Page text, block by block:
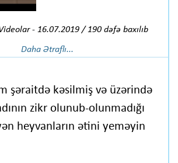
- 16.07.2019 / 190 dəfə baxılıb
Daha Ətraflı...
şəraitdə kəsilmiş və üzərində
zikr olunub-olunmadığı
heyvanların ətini yeməyin